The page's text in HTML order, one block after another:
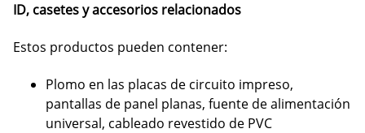
ID, casetes y accesorios relacionados
Estos productos pueden contener:
Plomo en las placas de circuito impreso,
pantallas de panel planas, fuente de alimentación
universal, cableado revestido de PVC